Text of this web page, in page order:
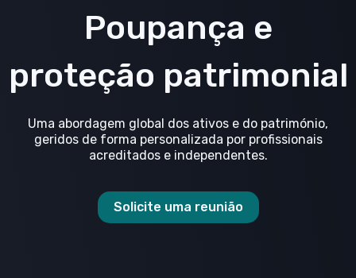
Poupança e
proteção patrimonial
Uma abordagem global dos ativos e do património,
geridos de forma personalizada por profissionais
acreditados e independentes.
Solicite uma reunião